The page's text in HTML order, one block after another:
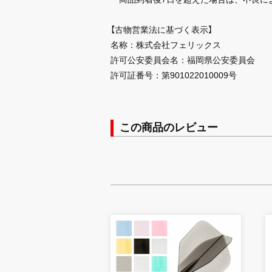
【古物営業法に基づく表示】
名称：株式会社フェリックス
許可公安委員会名：福岡県公安委員会
許可証番号：第901022010009号
この商品のレビュー